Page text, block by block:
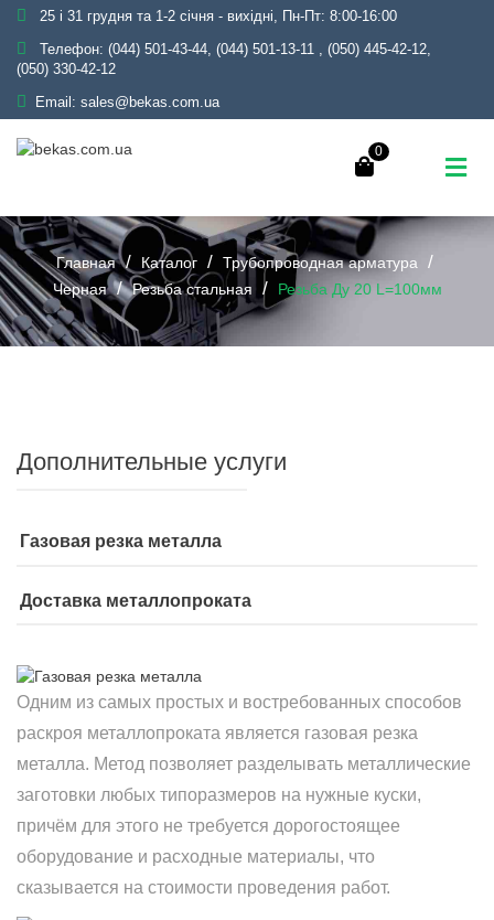
25 і 31 грудня та 1-2 січня - вихідні, Пн-Пт: 8:00-16:00
Телефон: (044) 501-43-44, (044) 501-13-11 , (050) 445-42-12,
(050) 330-42-12
Email: sales@bekas.com.ua
0
Главная Каталог
Трубопроводная арматура
Черная
Резьба стальная Резьба Ду 20 L=100мм
Дополнительные услуги
Газовая резка металла
Доставка металлопроката
Одним из самых простых и востребованных способов
раскроя металлопроката является газовая резка
металла. Метод позволяет разделывать металлические
заготовки любых типоразмеров на нужные куски,
причём для этого не требуется дорогостоящее
оборудование и расходные материалы, что
сказывается на стоимости проведения работ.